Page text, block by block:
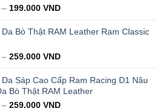
– 199.000 VND
Bò Thật RAM Leather Ram Classic
– 259.000 VND
Sáp Cao Cấp Ram Racing D1 Nâu
Bò Thật RAM Leather
– 259.000 VND